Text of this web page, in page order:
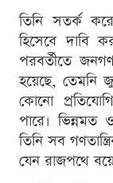
তিনি সতর্ক
হিসেবে দাবি
পরবর্তীতে
হয়েছে, তেমনি
কোনো
পারে। ভিন্নমত
তিনি সব
যেন রাজপথে